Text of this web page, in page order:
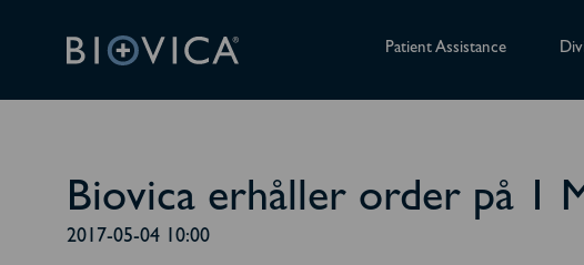
Patient Assistance
Biovica erhåller order på 1
2017-05-04 10:00